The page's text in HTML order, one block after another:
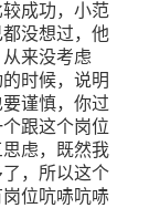
成功，小范
没想过，他
来没考虑
时候，说明
谨慎，你过
跟这个岗位
虑，既然我
，所以这个
位吭哧吭哧